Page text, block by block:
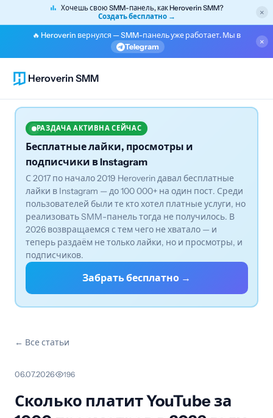
Хочешь свою SMM-панель, как Heroverin SMM?
Создать бесплатно →
×
🔥 Heroverin вернулся — SMM-панель уже работает. Мы в
Telegram
×
Heroverin SMM
РАЗДАЧА АКТИВНА СЕЙЧАС
Бесплатные лайки, просмотры и
подписчики в Instagram
С 2017 по начало 2019 Heroverin давал бесплатные
лайки в Instagram — до 100 000+ на один пост. Среди
пользователей были те кто хотел платные услуги, но
реализовать SMM-панель тогда не получилось. В
2026 возвращаемся с тем чего не хватало — и
теперь раздаём не только лайки, но и просмотры, и
подписчиков.
Забрать бесплатно →
← Все статьи
06.07.2026· 196
Сколько платит YouTube за